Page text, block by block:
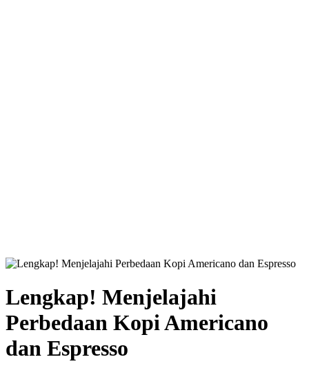
Lengkap! Menjelajahi
Perbedaan Kopi Americano
dan Espresso